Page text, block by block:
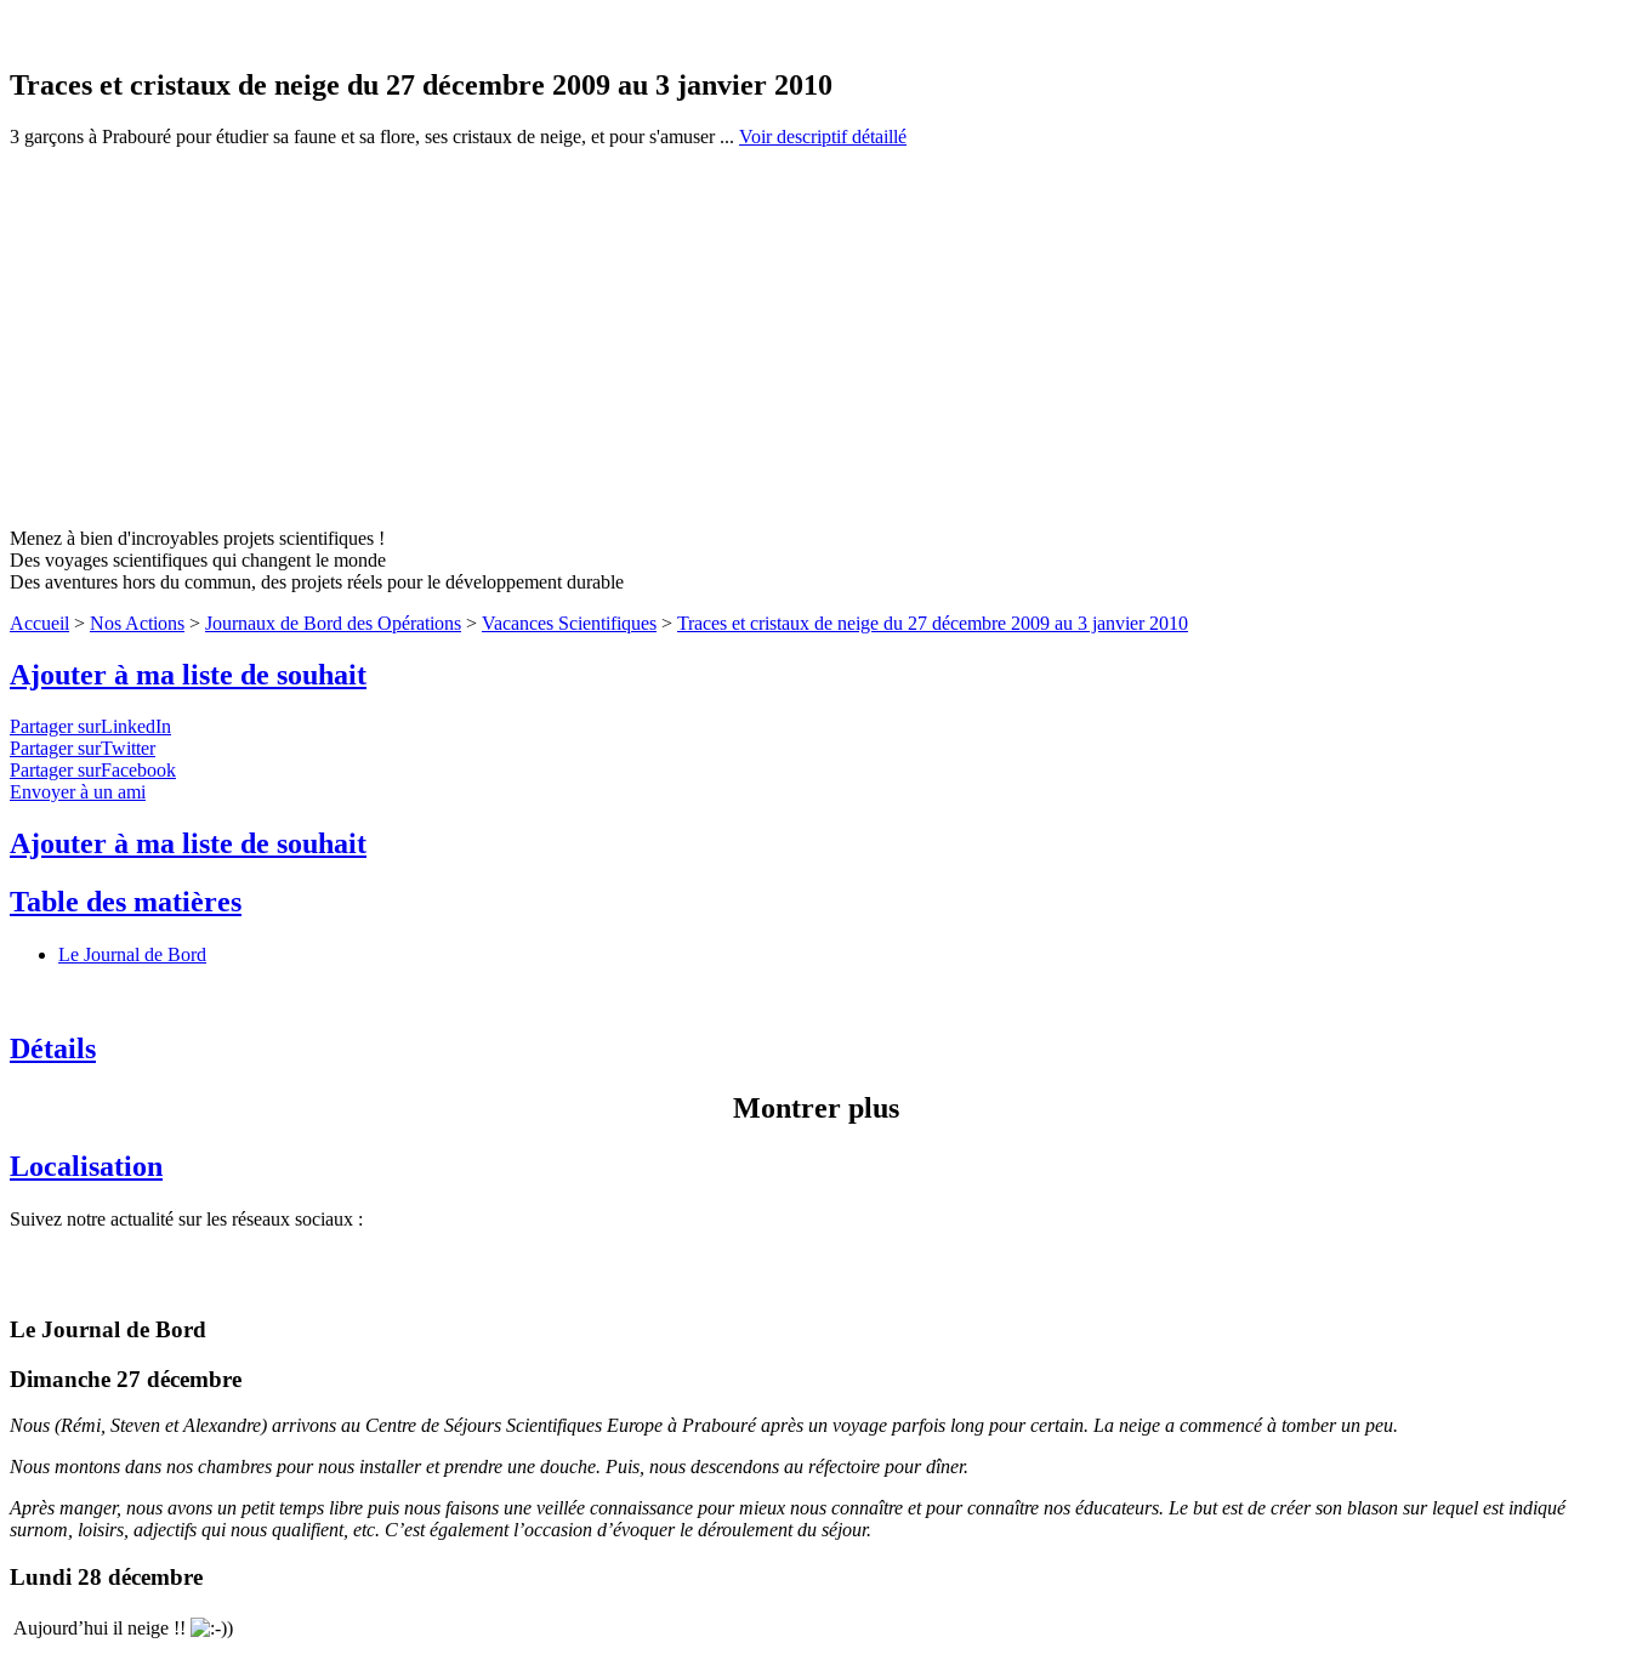
Traces et cristaux de neige du 27 décembre 2009 au 3 janvier 2010
3 garçons à Prabouré pour étudier sa faune et sa flore, ses cristaux de neige, et pour s'amuser ... Voir descriptif détaillé
Menez à bien d'incroyables projets scientifiques !
Des voyages scientifiques qui changent le monde
Des aventures hors du commun, des projets réels pour le développement durable
Accueil > Nos Actions > Journaux de Bord des Opérations > Vacances Scientifiques > Traces et cristaux de neige du 27 décembre 2009 au 3 janvier 2010
Ajouter à ma liste de souhait
Partager surLinkedIn
Partager surTwitter
Partager surFacebook
Envoyer à un ami
Ajouter à ma liste de souhait
Table des matières
Le Journal de Bord
Détails
Montrer plus
Localisation
Suivez notre actualité sur les réseaux sociaux :
Le Journal de Bord
Dimanche 27 décembre
Nous (Rémi, Steven et Alexandre) arrivons au Centre de Séjours Scientifiques Europe à Prabouré après un voyage parfois long pour certain. La neige a commencé à tomber un peu.
Nous montons dans nos chambres pour nous installer et prendre une douche. Puis, nous descendons au réfectoire pour dîner.
Après manger, nous avons un petit temps libre puis nous faisons une veillée connaissance pour mieux nous connaître et pour connaître nos éducateurs. Le but est de créer son blason sur lequel est indiqué
surnom, loisirs, adjectifs qui nous qualifient, etc. C’est également l’occasion d’évoquer le déroulement du séjour.
Lundi 28 décembre
Aujourd’hui il neige !!